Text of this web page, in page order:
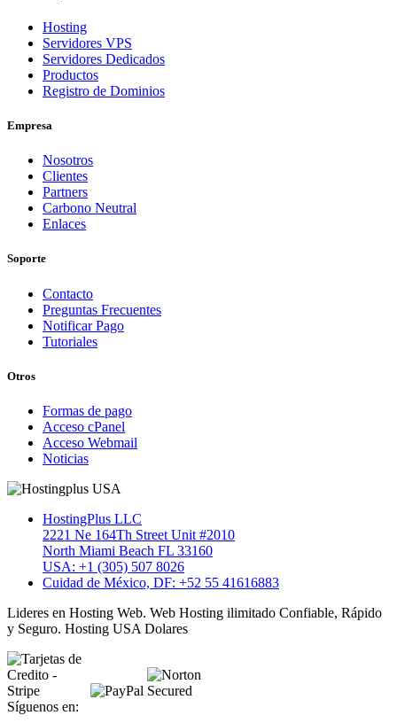
Hosting
Servidores VPS
Servidores Dedicados
Productos
Registro de Dominios
Empresa
Nosotros
Clientes
Partners
Carbono Neutral
Enlaces
Soporte
Contacto
Preguntas Frecuentes
Notificar Pago
Tutoriales
Otros
Formas de pago
Acceso cPanel
Acceso Webmail
Noticias
HostingPlus LLC
2221 Ne 164Th Street Unit #2010
North Miami Beach FL 33160
USA: +1 (305) 507 8026
Cuidad de México, DF: +52 55 41616883
Lideres en Hosting Web. Web Hosting ilimitado Confiable, Rápido
y Seguro. Hosting USA Dolares
Síguenos en: